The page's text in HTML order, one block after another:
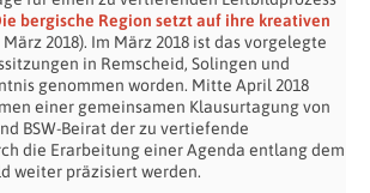
bergische Region setzt auf ihre kreativen
März 2018). Im März 2018 ist das vorgelegte
in Remscheid, Solingen und
genommen worden. Mitte April 2018
einer gemeinsamen Klausurtagung von
BSW-Beirat der zu vertiefende
die Erarbeitung einer Agenda entlang dem
weiter präzisiert werden.